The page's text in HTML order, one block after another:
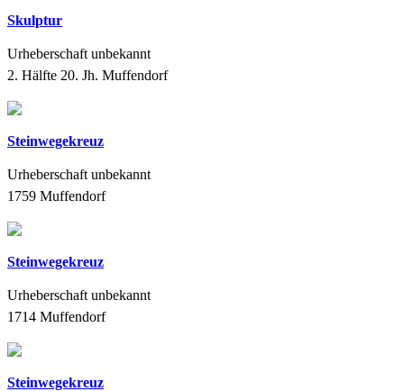
Skulptur
Urheberschaft unbekannt
2. Hälfte 20. Jh. Muffendorf
Steinwegekreuz
Urheberschaft unbekannt
1759 Muffendorf
Steinwegekreuz
Urheberschaft unbekannt
1714 Muffendorf
Steinwegekreuz